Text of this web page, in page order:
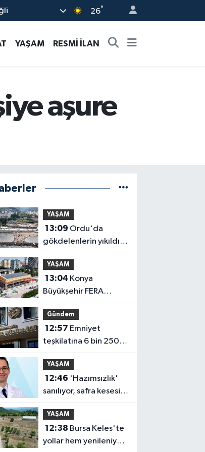
26°
YAŞAM RESMİ İLAN
aşure
YAŞAM
13:09
gökdelenlerin yıkıldığı
sahil halkın hizmetine
açıldı
YAŞAM
13:04
Büyükşehir FERA
şubelerini
yaygınlaştırıyor
Gündem
12:57
teşkilatına 6 bin 250
yeni kadro! Detaylar
belli oldu
YAŞAM
12:46
sanılıyor, safra kesesi
iltihabı çıkıyor
YAŞAM
12:38
yollar hem yenileniyor,